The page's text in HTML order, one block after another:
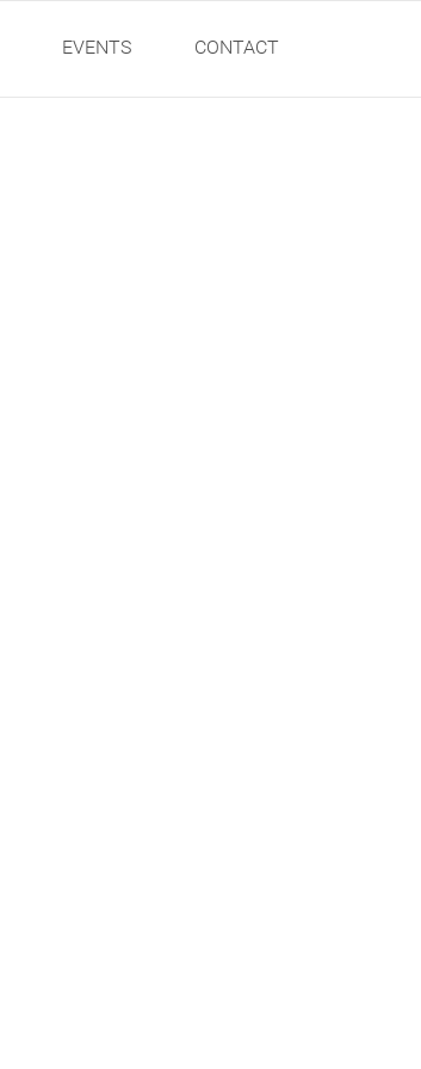
EVENTS CONTACT